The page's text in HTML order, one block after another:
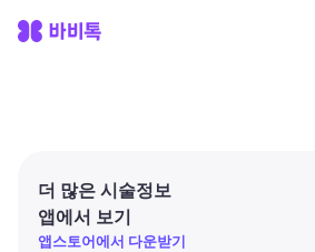
더 많은 시술정보
앱에서 보기
앱스토어에서 다운받기